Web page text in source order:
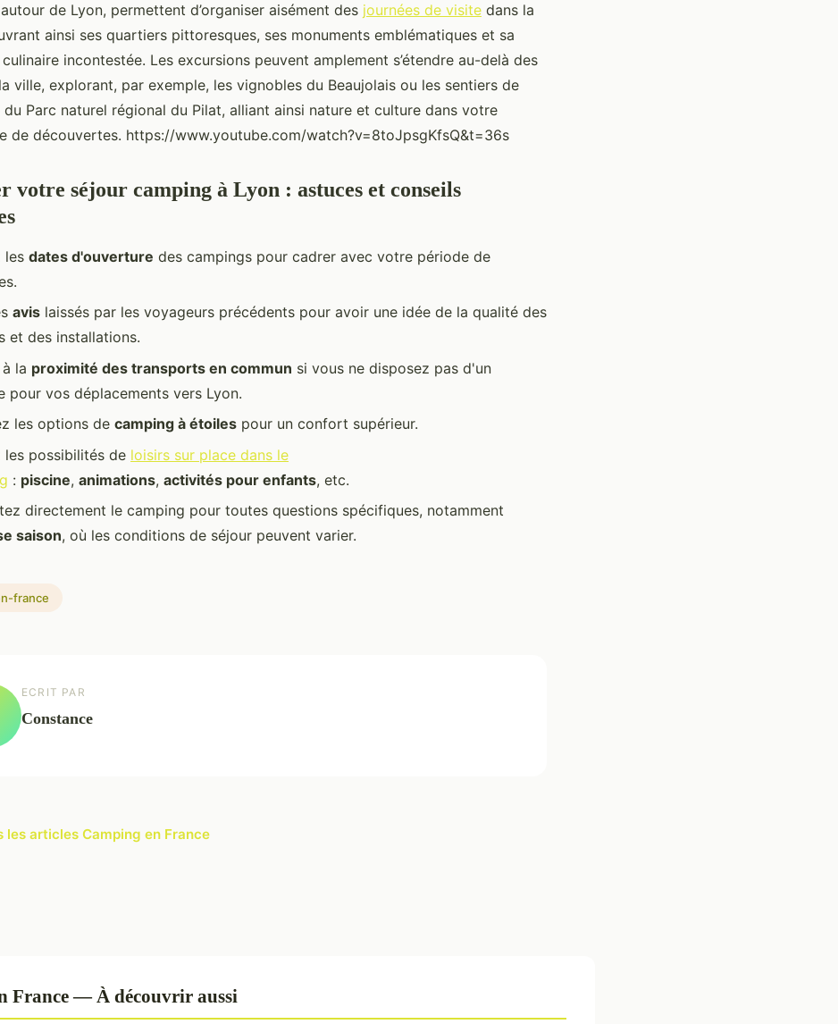
de Lyon, permettent d’organiser aisément des journées de visite dans la
ainsi ses quartiers pittoresques, ses monuments emblématiques et sa
incontestée. Les excursions peuvent amplement s’étendre au-delà des
ville, explorant, par exemple, les vignobles du Beaujolais ou les sentiers de
du Parc naturel régional du Pilat, alliant ainsi nature et culture dans votre
de découvertes. https://www.youtube.com/watch?v=8toJpsgKfsQ&t=36s
votre séjour camping à Lyon : astuces et conseils
les dates d'ouverture des campings pour cadrer avec votre période de
avis laissés par les voyageurs précédents pour avoir une idée de la qualité des
et des installations.
la proximité des transports en commun si vous ne disposez pas d'un
pour vos déplacements vers Lyon.
les options de camping à étoiles pour un confort supérieur.
les possibilités de loisirs sur place dans le
: piscine, animations, activités pour enfants, etc.
directement le camping pour toutes questions spécifiques, notamment
saison, où les conditions de séjour peuvent varier.
france
ECRIT PAR
Constance
les articles Camping en France
France — À découvrir aussi